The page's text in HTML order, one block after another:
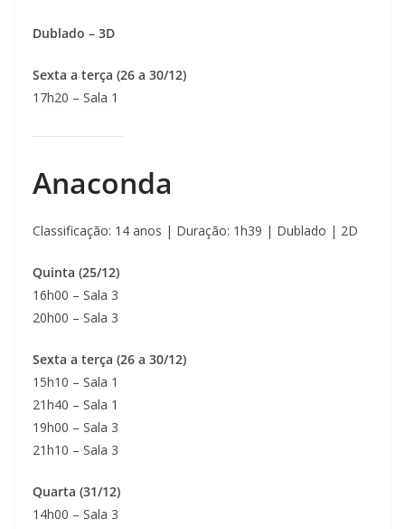
Dublado – 3D
Sexta a terça (26 a 30/12)
17h20 – Sala 1
Anaconda
Classificação: 14 anos | Duração: 1h39 | Dublado | 2D
Quinta (25/12)
16h00 – Sala 3
20h00 – Sala 3
Sexta a terça (26 a 30/12)
15h10 – Sala 1
21h40 – Sala 1
19h00 – Sala 3
21h10 – Sala 3
Quarta (31/12)
14h00 – Sala 3